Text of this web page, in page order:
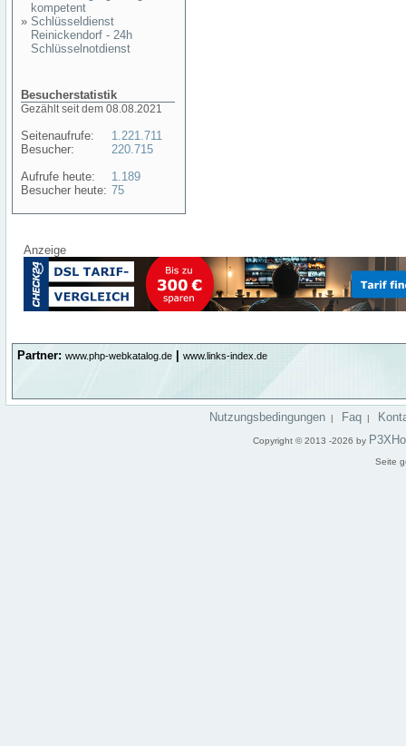
kompetent
» Schlüsseldienst
Reinickendorf - 24h
Schlüsselnotdienst
Besucherstatistik
Gezählt seit dem 08.08.2021
Seitenaufrufe:
Besucher:
Aufrufe heute:
Besucher heute:
1.221.711
220.715
1.189
75
Anzeige
Partner: www.php-webkatalog.de www.links-index.de
Nutzungsbedingungen | Faq |
Copyright © 2013 -2026 by
Seite